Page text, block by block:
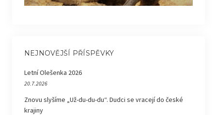
NEJNOVĚJŠÍ PŘÍSPĚVKY
Letní Olešenka 2026
20.7.2026
Znovu slyšíme „Už-du-du-du“. Dudci se vracejí do české
krajiny